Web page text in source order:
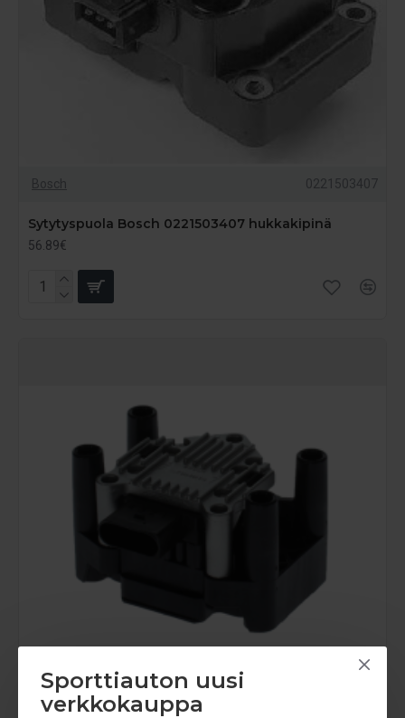
Sporttiauton uusi
verkkokauppa
Bosch 0221503407
Sytytyspuola Bosch 0221503407 hukkakipinä
56.89€